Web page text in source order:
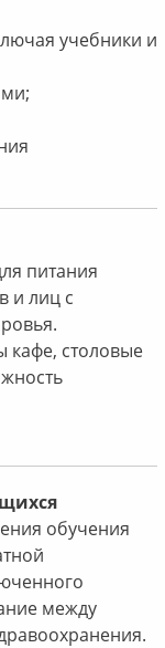
учебники и
питания
и лиц с
кафе, столовые
обучения
между